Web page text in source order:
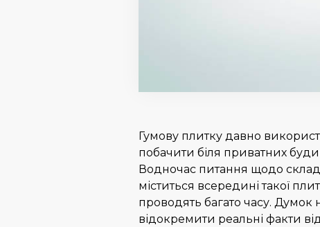
Гумову плитку давно
побачити біля приватних
Водночас питання щодо
міститься всередині такої
проводять багато часу. Думок
відокремити реальні факти